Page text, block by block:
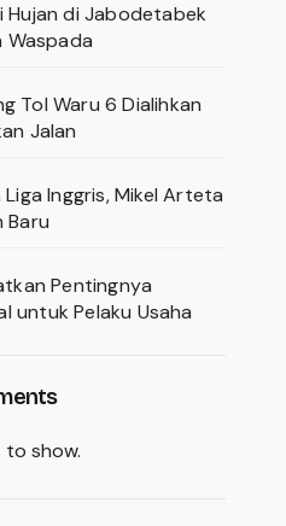
Hujan di Jabodetabek
Waspada
Tol Waru 6 Dialihkan
Jalan
Inggris, Mikel Arteta
Baru
Pentingnya
untuk Pelaku Usaha
to show.